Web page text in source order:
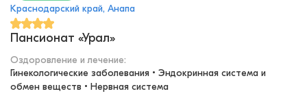
Краснодарский край, Анапа
Пансионат «Урал»
Оздоровление и лечение:
Гинекологические заболевания • Эндокринная система и
обмен веществ • Нервная система